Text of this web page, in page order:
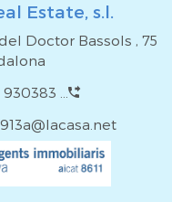
Estate, s.l.
Doctor Bassols , 75
930383 ...